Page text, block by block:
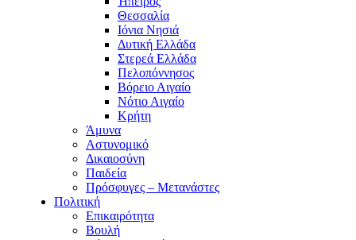
Θεσσαλία
Ιόνια Νησιά
Δυτική Ελλάδα
Στερεά Ελλάδα
Πελοπόννησος
Βόρειο Αιγαίο
Νότιο Αιγαίο
Κρήτη
Άμυνα
Αστυνομικό
Δικαιοσύνη
Παιδεία
Πρόσφυγες – Μετανάστες
Πολιτική
Επικαιρότητα
Βουλή